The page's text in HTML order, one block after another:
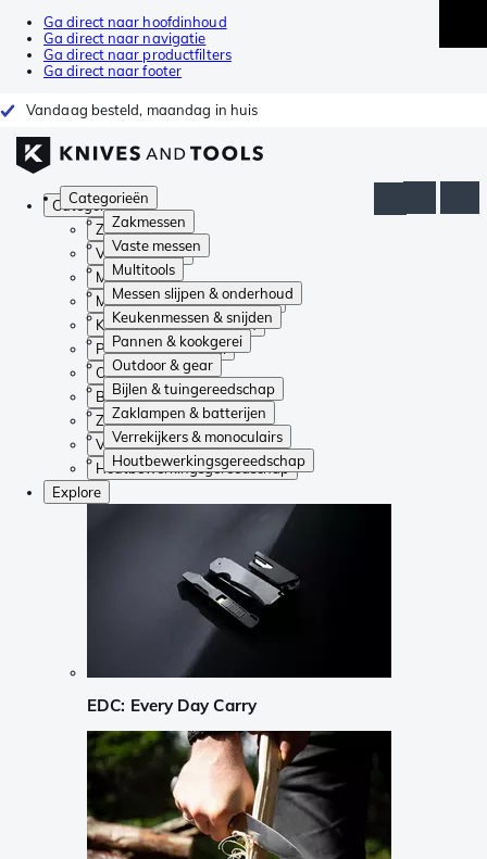
Ga direct naar hoofdinhoud
Ga direct naar navigatie
Ga direct naar productfilters
Ga direct naar footer
Vandaag besteld, maandag in huis
Categorieën
Zakmessen
Vaste messen
Multitools
Messen slijpen & onderhoud
Keukenmessen & snijden
Pannen & kookgerei
Outdoor & gear
Bijlen & tuingereedschap
Zaklampen & batterijen
Verrekijkers & monoculairs
Houtbewerkingsgereedschap
Categorieën
Zakmessen
Vaste messen
Multitools
Messen slijpen & onderhoud
Keukenmessen & snijden
Pannen & kookgerei
Outdoor & gear
Bijlen & tuingereedschap
Zaklampen & batterijen
Verrekijkers & monoculairs
Houtbewerkingsgereedschap
Explore
EDC: Every Day Carry